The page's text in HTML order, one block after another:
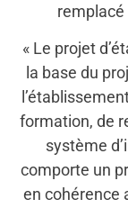
remplacé
« Le projet
la base du
formation, de
système
comporte un
en cohérence